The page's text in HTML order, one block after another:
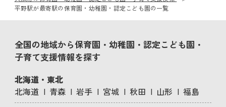
平野駅が最寄駅の保育園・幼稚園・認定こども園の一覧
全国の地域から保育園・幼稚園・認定こども園・
子育て支援情報を探す
北海道・東北
北海道
青森 岩手 宮城 秋田 山形
福島